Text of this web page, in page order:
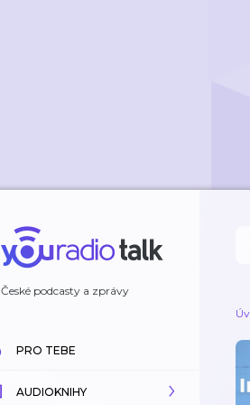
České podcasty a zprávy
PRO TEBE
AUDIOKNIHY